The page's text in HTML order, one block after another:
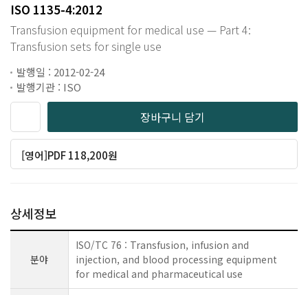
ISO 1135-4:2012
Transfusion equipment for medical use — Part 4:
Transfusion sets for single use
발행일 : 2012-02-24
발행기관 : ISO
장바구니 담기
[영어]PDF 118,200원
상세정보
분야
ISO/TC 76 : Transfusion, infusion and
injection, and blood processing equipment
for medical and pharmaceutical use